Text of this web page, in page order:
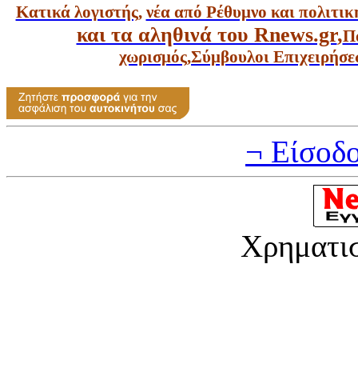
Κατικά λογιστής, νέα από Ρέθυμνο και
και τα αληθινά του Rnews.gr,
χωρισμός,Σύμβουλοι
¬